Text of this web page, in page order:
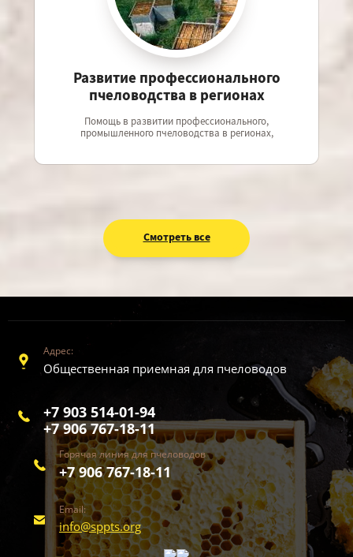
Развитие профессионального
пчеловодства в регионах
Помощь в развитии профессионального,
промышленного пчеловодства в регионах,
Смотреть все
Адрес:
Общественная приемная для пчеловодов
+7 903 514-01-94
+7 906 767-18-11
Горячая линия для пчеловодов
+7 906 767-18-11
Email:
info@sppts.org